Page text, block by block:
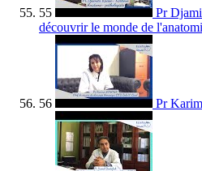
55
Pr
découvrir le monde de
56 Pr